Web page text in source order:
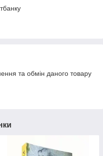
та обмін даного товару